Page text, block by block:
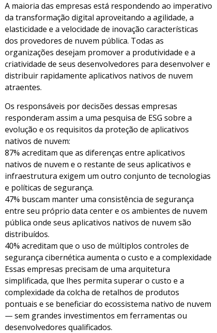
A maioria das empresas está respondendo ao imperativo
da transformação digital aproveitando a agilidade, a
elasticidade e a velocidade de inovação características
dos provedores de nuvem pública. Todas as
organizações desejam promover a produtividade e a
criatividade de seus desenvolvedores para desenvolver e
distribuir rapidamente aplicativos nativos de nuvem
atraentes.
Os responsáveis por decisões dessas empresas
responderam assim a uma pesquisa de ESG sobre a
evolução e os requisitos da proteção de aplicativos
nativos de nuvem:
87% acreditam que as diferenças entre aplicativos
nativos de nuvem e o restante de seus aplicativos e
infraestrutura exigem um outro conjunto de tecnologias
e políticas de segurança.
47% buscam manter uma consistência de segurança
entre seu próprio data center e os ambientes de nuvem
pública onde seus aplicativos nativos de nuvem são
distribuídos.
40% acreditam que o uso de múltiplos controles de
segurança cibernética aumenta o custo e a complexidade
Essas empresas precisam de uma arquitetura
simplificada, que lhes permita superar o custo e a
complexidade da colcha de retalhos de produtos
pontuais e se beneficiar do ecossistema nativo de nuvem
— sem grandes investimentos em ferramentas ou
desenvolvedores qualificados.